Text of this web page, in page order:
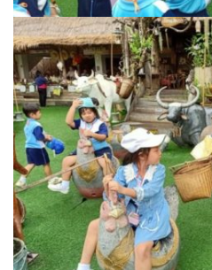
มองดูปัวคอทเทจ
ริมดอยรีสอร์ท
ริมน้ำปัวแคมป์ปิ้ง
ฤทธิ์รดาโฮม
ลองนอนนา
วรนครเพลส